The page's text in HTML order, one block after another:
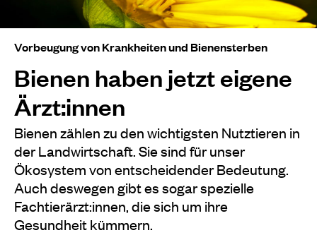
Vorbeugung von Krankheiten und Bienensterben
Bienen haben jetzt eigene
Ärzt:innen
Bienen zählen zu den wichtigsten Nutztieren in
der Landwirtschaft. Sie sind für unser
Ökosystem von entscheidender Bedeutung.
Auch deswegen gibt es sogar spezielle
Fachtierärzt:innen, die sich um ihre
Gesundheit kümmern.